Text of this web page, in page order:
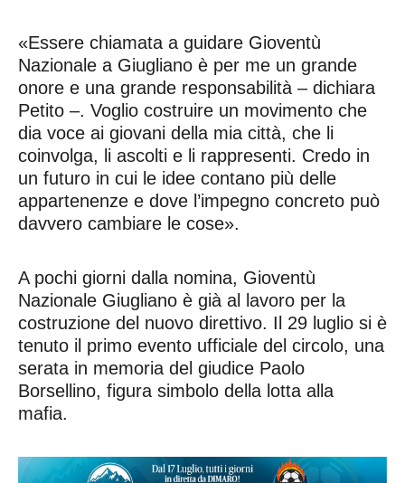
«Essere chiamata a guidare Gioventù
Nazionale a Giugliano è per me un grande
onore e una grande responsabilità – dichiara
Petito –. Voglio costruire un movimento che
dia voce ai giovani della mia città, che li
coinvolga, li ascolti e li rappresenti. Credo in
un futuro in cui le idee contano più delle
appartenenze e dove l’impegno concreto può
davvero cambiare le cose».
A pochi giorni dalla nomina, Gioventù
Nazionale Giugliano è già al lavoro per la
costruzione del nuovo direttivo. Il 29 luglio si è
tenuto il primo evento ufficiale del circolo, una
serata in memoria del giudice Paolo
Borsellino, figura simbolo della lotta alla
mafia.